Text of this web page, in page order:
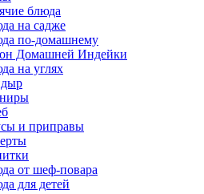
блюда
на садже
по-домашнему
Домашней Индейки
на углях
и приправы
от шеф-повара
для детей